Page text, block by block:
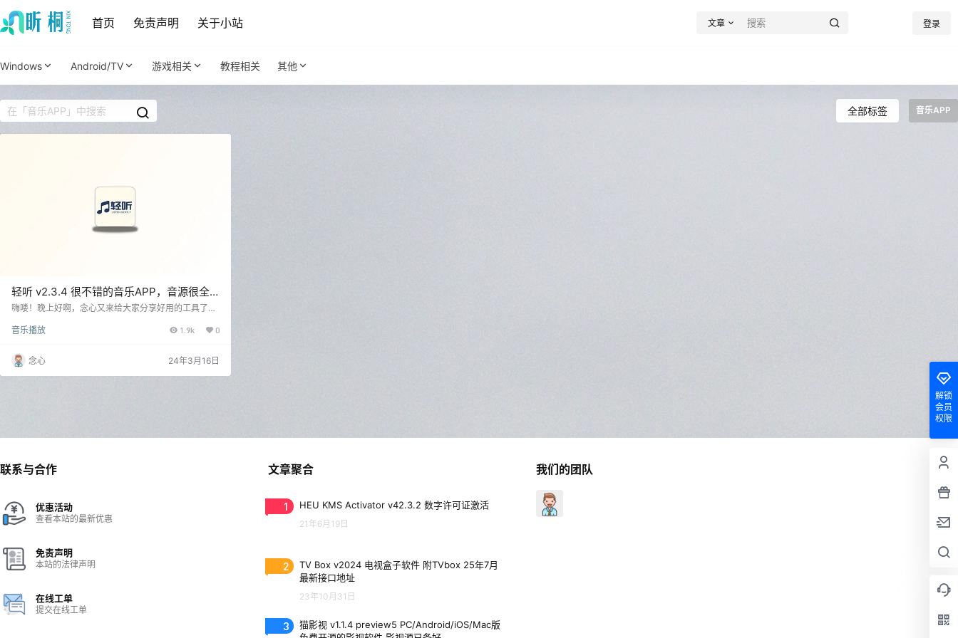
首页 免责声明 关于小站 文章 登录
Windows Android/TV 游戏相关 教程相关 其他
全部标签 音乐APP
轻听 v2.3.4 很不错的音乐APP，音源很全
面
嗨喽！晚上好啊，念心又来给大家分享好用的工具了，
费，支持听无损，音源很全面。 轻听（安卓） 这款软
很强大，支持各大平台的歌单导入，只有一个开屏广子​
。 ​软件很简单，没有多余的页面，顶部就是各大平台的
资源，可以随意选择，点击歌单管理就可以导入其他软
音乐播放 1.9k 0
念心 24年3月16日
解锁
会员
权限
联系与合作
优惠活动
查看本站的最新优惠
免责声明
本站的法律声明
在线工单
提交在线工单
文章聚合
1 HEU KMS Activator v42.3.2 数字许可证激活
21年6月19日
2
TV Box v2024 电视盒子软件 附TVbox 25年7月
最新接口地址
23年10月31日
3
猫影视 v1.1.4 preview5 PC/Android/iOS/Mac版
我们的团队